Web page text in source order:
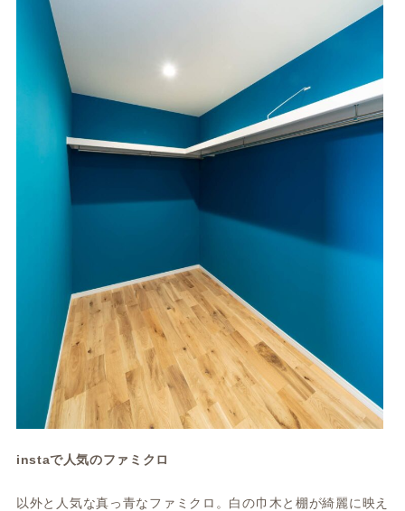
instaで人気のファミクロ
以外と人気な真っ青なファミクロ。白の巾木と棚が綺麗に映え